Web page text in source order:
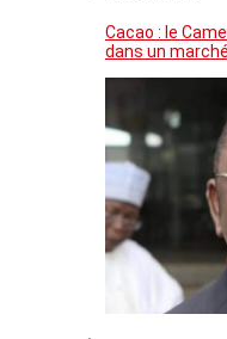
Cacao : le
dans un